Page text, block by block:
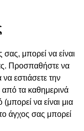
μπορεί να είναι
Προσπαθήστε να
να εστιάσετε την
τα καθημερινά
να είναι μια
άγχος σας μπορεί